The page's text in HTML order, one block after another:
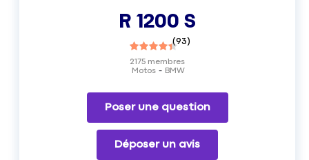
R 1200 S
(93)
Motos BMW
2175 membres
Poser une question
Déposer un avis